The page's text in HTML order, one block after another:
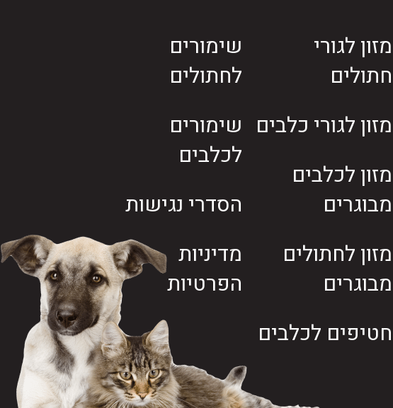
מזון לגורי
חתולים
מזון לגורי כלבים
מזון לכלבים
מבוגרים
מזון לחתולים
מבוגרים
חטיפים לכלבים
שימורים
לחתולים
שימורים
לכלבים
הסדרי נגישות
מדיניות
הפרטיות